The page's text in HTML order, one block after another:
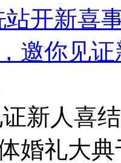
新人喜
婚礼大